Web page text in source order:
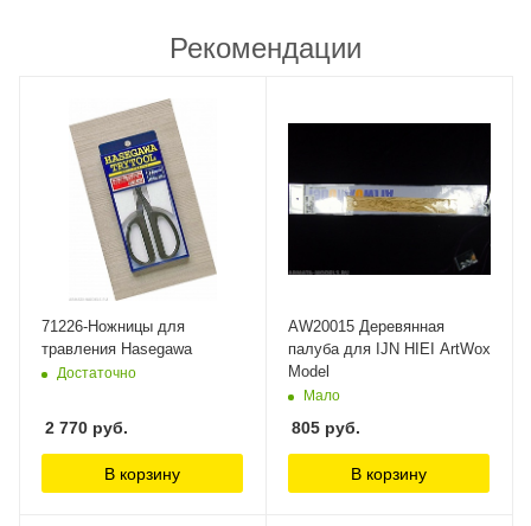
Рекомендации
71226-Ножницы для
травления Hasegawa
Достаточно
2 770 руб.
В корзину
AW20015 Деревянная
палуба для IJN HIEI ArtWox
Model
Мало
805 руб.
В корзину